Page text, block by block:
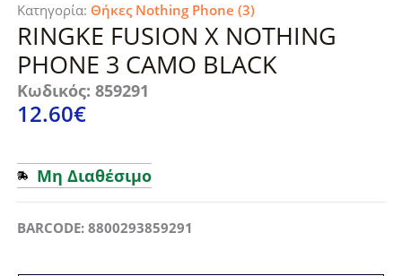
Κατηγορία: Θήκες Nothing Phone (3)
RINGKE FUSION X NOTHING
PHONE 3 CAMO BLACK
Κωδικός: 859291
12.60€
Μη Διαθέσιμο
BARCODE: 8800293859291